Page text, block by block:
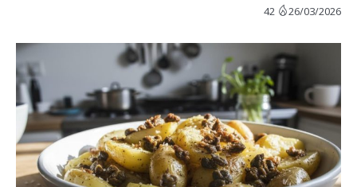
26/03/2026
42